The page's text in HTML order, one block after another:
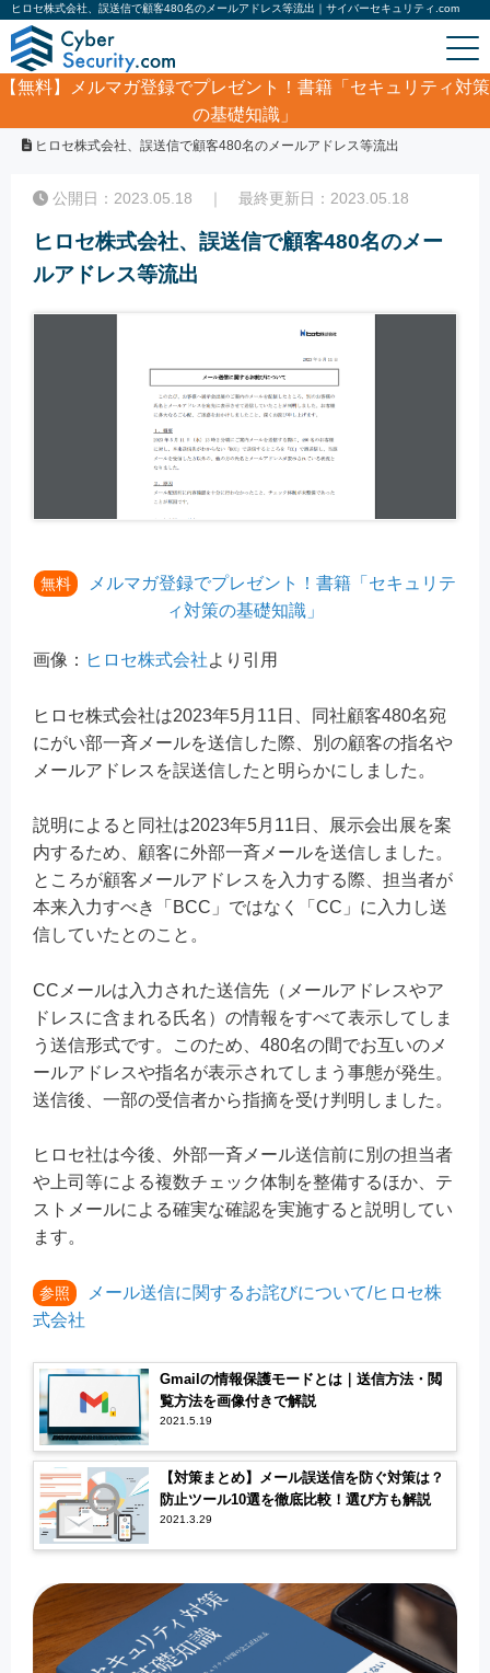
ヒロセ株式会社、誤送信で顧客480名のメールアドレス等流出｜サイバーセキュリティ.com
【無料】
メルマガ登録でプレゼント！書籍「セキュリティ対策
の基礎知識」
サイバーセキュリティ・情報漏洩ニュース
ヒロセ株式会社、誤送信で顧客480名のメールアドレス等流出
公開日：2023.05.18 ｜ 最終更新日：2023.05.18
ヒロセ株式会社、誤送信で顧客480名のメー
ルアドレス等流出
無料
メルマガ登録でプレゼント！書籍「セキュリテ
ィ対策の基礎知識」
画像： ヒロセ株式会社より引用
ヒロセ株式会社は2023年5月11日、同社顧客480名宛
にがい部一斉メールを送信した際、別の顧客の指名や
メールアドレスを誤送信したと明らかにしました。
説明によると同社は2023年5月11日、展示会出展を案
内するため、顧客に外部一斉メールを送信しました。
ところが顧客メールアドレスを入力する際、担当者が
本来入力すべき「BCC」ではなく「CC」に入力し送
信していたとのこと。
CCメールは入力された送信先（メールアドレスやア
ドレスに含まれる氏名）の情報をすべて表示してしま
う送信形式です。このため、480名の間でお互いのメ
ールアドレスや指名が表示されてしまう事態が発生。
送信後、一部の受信者から指摘を受け判明しました。
ヒロセ社は今後、外部一斉メール送信前に別の担当者
や上司等による複数チェック体制を整備するほか、テ
ストメールによる確実な確認を実施すると説明してい
ます。
参照
メール送信に関するお詫びについて/ヒロセ株
式会社
Gmailの情報保護モードとは｜送信方法・閲
覧方法を画像付きで解説
2021.5.19
【対策まとめ】メール誤送信を防ぐ対策は？
防止ツール10選を徹底比較！選び方も解説
2021.3.29